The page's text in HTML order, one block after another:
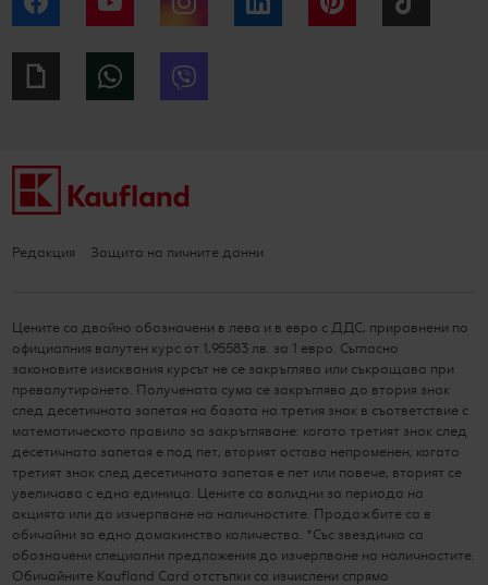
Giphy WhatsApp
Редакция Защита на личните данни
Цените са двойно обозначени в лева и в евро с ДДС, приравнени по
официалния валутен курс от 1,95583 лв. за 1 евро. Съгласно
законовите изисквания курсът не се закръглява или съкращава при
превалутирането. Получената сума се закръглява до втория знак
след десетичната запетая на базата на третия знак в съответствие с
математическото правило за закръгляване: когато третият знак след
десетичната запетая е под пет, вторият остава непроменен; когато
третият знак след десетичната запетая е пет или повече, вторият се
увеличава с една единица. Цените са валидни за периода на
акцията или до изчерпване на наличностите. Продажбите са в
обичайни за едно домакинство количества. *Със звездичка са
обозначени специални предложения до изчерпване на наличностите.
Обичайните Kaufland Card отстъпки са изчислени спрямо